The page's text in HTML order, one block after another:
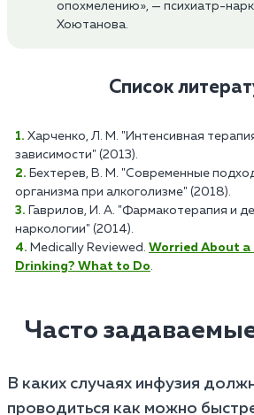
опохмелению», — психиатр-
Хоютанова.
Список
Харченко, Л. М. "Интенсивная
зависимости" (2013).
Бехтерев, В. М. "Современные
организма при алкоголизме" (2018).
Гаврилов, И. А. "Фармакотерапия и
наркологии" (2014).
Medically Reviewed. Worried About a
Drinking? What to Do.
Часто
В каких случаях инфузия
проводиться как можно